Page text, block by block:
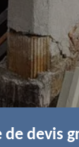
de devis